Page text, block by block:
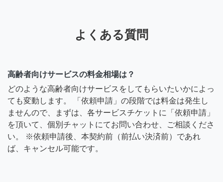
よくある質問
高齢者向けサービスの料金相場は？
どのような高齢者向けサービスをしてもらいたいかによっ
ても変動します。 「依頼申請」の段階では料金は発生し
ませんので、まずは、各サービスチケットに「依頼申請」
を頂いて、個別チャットにてお問い合わせ、ご相談くださ
い。 ※依頼申請後、本契約前（前払い決済前）であれ
ば、キャンセル可能です。